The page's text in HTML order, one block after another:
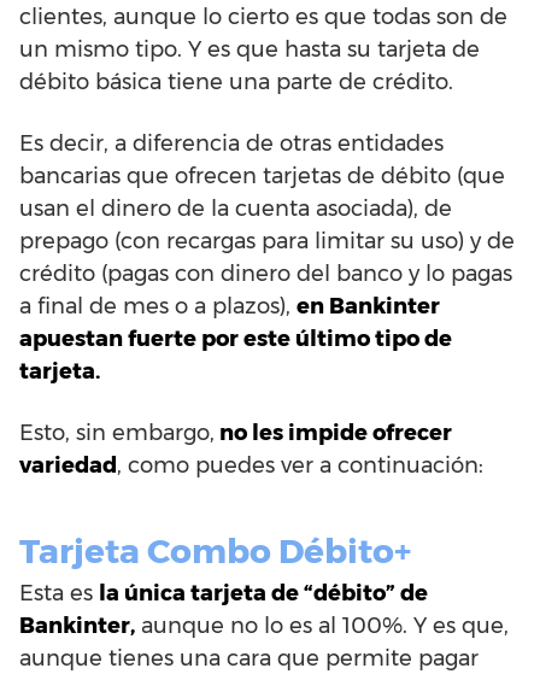
clientes, aunque lo cierto es que todas son de
un mismo tipo. Y es que hasta su tarjeta de
débito básica tiene una parte de crédito.
Es decir, a diferencia de otras entidades
bancarias que ofrecen tarjetas de débito (que
usan el dinero de la cuenta asociada), de
prepago (con recargas para limitar su uso) y de
crédito (pagas con dinero del banco y lo pagas
a final de mes o a plazos), en Bankinter
apuestan fuerte por este último tipo de
tarjeta.
Esto, sin embargo, no les impide ofrecer
variedad , como puedes ver a continuación:
Tarjeta Combo Débito+
Esta es la única tarjeta de “débito” de
Bankinter, aunque no lo es al 100%. Y es que,
aunque tienes una cara que permite pagar